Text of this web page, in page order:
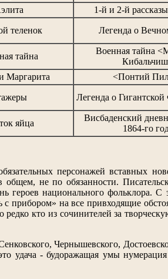
1-й и 2-й
теленок Легенда о
тайна
Военная тайна
Маргарита <Понтий
Легенда о
яйца
Висбаденский
1864-го
персонажей вставных
общем, не по обязанности.
героев национального фольклора.
прибором» на все привходящие
редко кто из сочинителей за
Чернышевского,
удача - будоражащая умы